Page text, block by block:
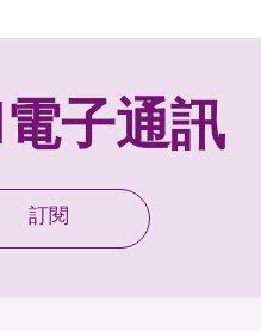
電子通訊
訂閱